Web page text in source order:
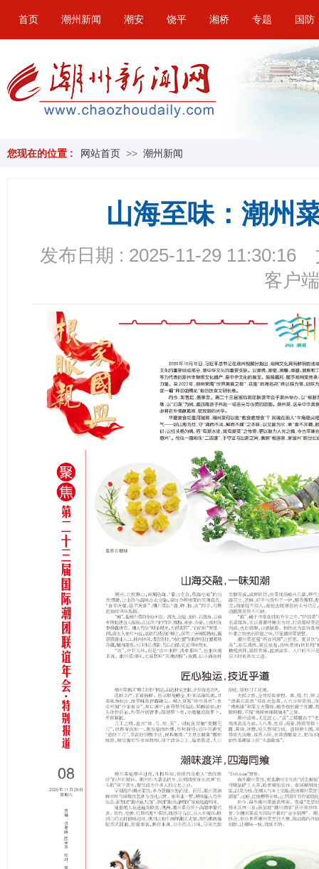
首页 潮州新闻 潮安 饶平 湘桥 专题 国防
您现在的位置 : 网站首页 >> 潮州新闻
山海至味：潮州
发布日期 : 2025-11-29 11:30:16
客户端